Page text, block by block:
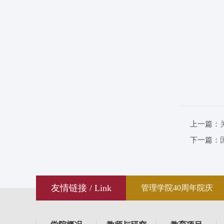
上一篇：
下一篇：
友情链接 / Link 管理学院40周年院庆